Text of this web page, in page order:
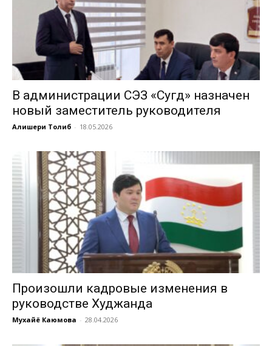
В администрации СЭЗ «Сугд» назначен
новый заместитель руководителя
Алишери Толиб - 18.05.2026
Произошли кадровые изменения в
руководстве Худжанда
Мухайё Каюмова - 28.04.2026